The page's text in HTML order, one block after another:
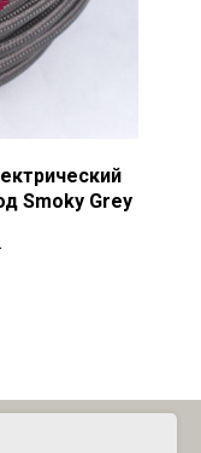
Smoky Grey